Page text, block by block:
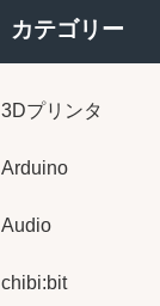
カテゴリー
3Dプリンタ
Arduino
Audio
chibi:bit